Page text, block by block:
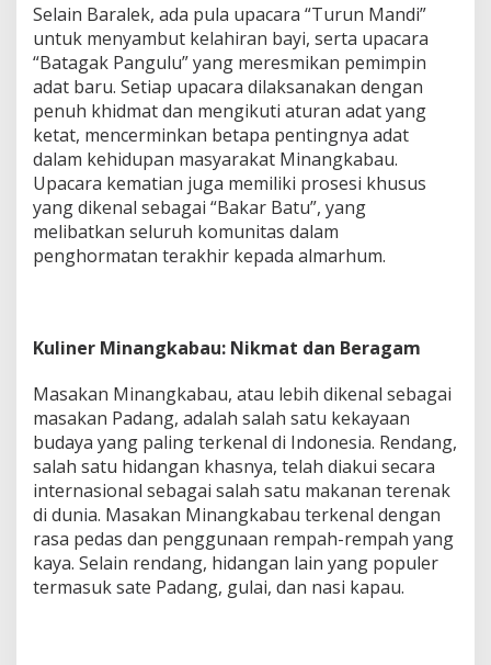
Selain Baralek, ada pula upacara “Turun Mandi”
untuk menyambut kelahiran bayi, serta upacara
“Batagak Pangulu” yang meresmikan pemimpin
adat baru. Setiap upacara dilaksanakan dengan
penuh khidmat dan mengikuti aturan adat yang
ketat, mencerminkan betapa pentingnya adat
dalam kehidupan masyarakat Minangkabau.
Upacara kematian juga memiliki prosesi khusus
yang dikenal sebagai “Bakar Batu”, yang
melibatkan seluruh komunitas dalam
penghormatan terakhir kepada almarhum.
Kuliner Minangkabau: Nikmat dan Beragam
Masakan Minangkabau, atau lebih dikenal sebagai
masakan Padang, adalah salah satu kekayaan
budaya yang paling terkenal di Indonesia. Rendang,
salah satu hidangan khasnya, telah diakui secara
internasional sebagai salah satu makanan terenak
di dunia. Masakan Minangkabau terkenal dengan
rasa pedas dan penggunaan rempah-rempah yang
kaya. Selain rendang, hidangan lain yang populer
termasuk sate Padang, gulai, dan nasi kapau.